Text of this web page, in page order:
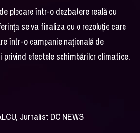
plecare într-o dezbatere reală cu
se va finaliza cu o rezoluție care
într-o campanie națională de
privind efectele schimbărilor climatice.
Jurnalist DC NEWS